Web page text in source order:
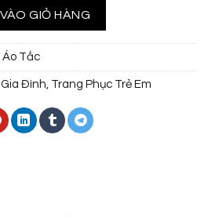
Nhật Bình đỏ phối Áo Tấc kem số lượng
GIỎ HÀNG
Áo Tấc
Đình Trang Phục Trẻ Em